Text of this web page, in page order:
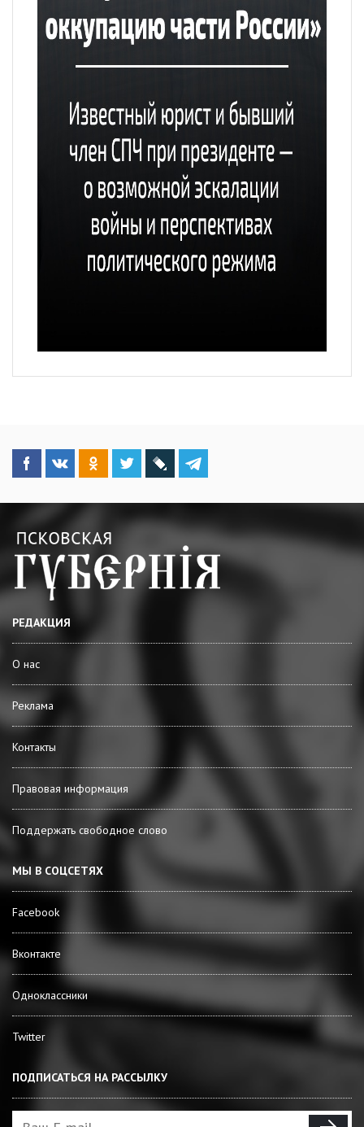
РЕДАКЦИЯ
О нас
Реклама
Контакты
Правовая информация
Поддержать свободное слово
МЫ В СОЦСЕТЯХ
Facebook
Вконтакте
Одноклассники
Twitter
ПОДПИСАТЬСЯ НА РАССЫЛКУ